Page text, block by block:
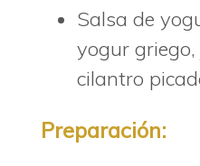
Salsa de
yogur
cilantro
Preparación: